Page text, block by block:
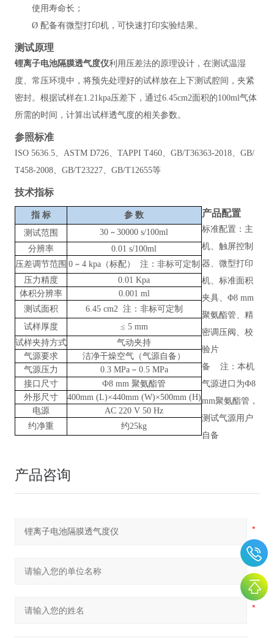
使用寿命长；
Ø 配备有微型打印机，可快速打印实验结果。
测试原理
锂离子电池隔膜透气度仪利用压差法的原理设计，在测试温湿
度、常压环境中，将预先处理好的试样放在上下测试腔间，夹紧
密封。根据试样在1.21kpa压差下，通过6.45cm2面积的100ml气体
所需的时间，计算出试样透气度的相关参数。
参照标准
ISO 5636.5、ASTM D726、TAPPI T460、GB/T36363-2018、GB/
T458-2008、GB/T23227、GB/T12655等
技术指标
指 标 参 数
测试范围
30~ 30000 s/100ml
分辨率
0.01 s/100ml
压差调节范围 0 ~ 4 kpa（标配）
注：非标可定制
压力精度
0.01 Kpa
体积分辨率
0.001 ml
测试面积
6.45 cm2 注：非标可定制
试样厚度
≤ 5 mm
试样夹持方式
气动夹持
气源要求
洁净干燥空气（气源自备）
气源压力
0.3 MPa ~ 0.5 MPa
接口尺寸
Ф8 mm 聚氨酯管
外形尺寸
400mm (L)×440mm (W)×500mm (H)
电源
AC 220 V 50 Hz
约净重
约25kg
产品配置
标准配置： 主
机、触屏控制
器、微型打印
机、标准面积
夹具、 Φ8 mm
聚氨酯管、精
密调压阀、校
验片
备
注：本机
气源进口为Ф8
mm聚氨酯管，
测试气源用户
自备
产品咨询